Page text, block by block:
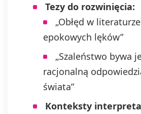
Tezy do rozwinięcia:
„Obłęd w
epokowych lęków”
„Szaleństwo bywa
racjonalną
świata”
Konteksty